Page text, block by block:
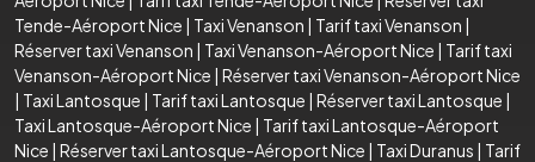
Tende-Aéroport Nice | Taxi Venanson | Tarif taxi Venanson |
Réserver taxi Venanson | Taxi Venanson-Aéroport Nice | Tarif taxi
Venanson-Aéroport Nice | Réserver taxi Venanson-Aéroport Nice
| Taxi Lantosque | Tarif taxi Lantosque | Réserver taxi Lantosque |
Taxi Lantosque-Aéroport Nice | Tarif taxi Lantosque-Aéroport
Nice | Réserver taxi Lantosque-Aéroport Nice | Taxi Duranus | Tarif